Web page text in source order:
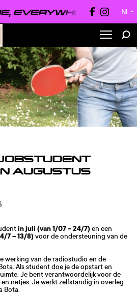
ALWAYS ● NL ▼
AUGUSTUS
in juli (van 1/07 – 24/7)en een
7 – 13/8)voor de ondersteuning van de
werking van de radiostudio en de
Als student doe je de opstart en
Je bent verantwoordelijk voor de
netjes. Je werkt zelfstandig in overleg
Bota.